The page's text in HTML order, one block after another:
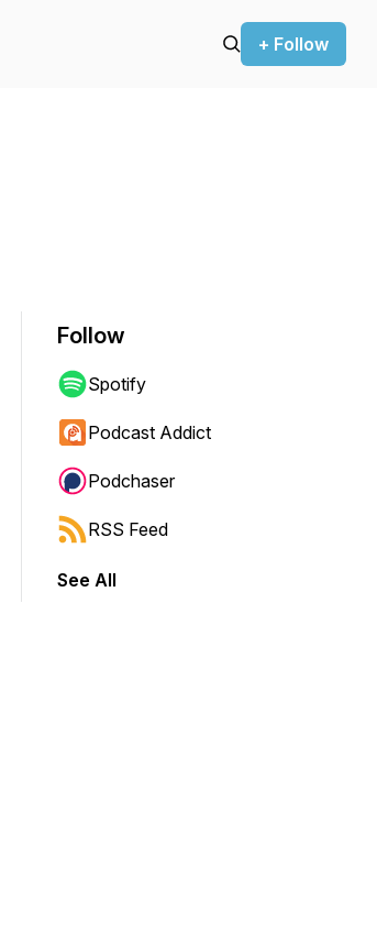
+ Follow
Follow
Spotify
Podcast Addict
Podchaser
RSS Feed
See All